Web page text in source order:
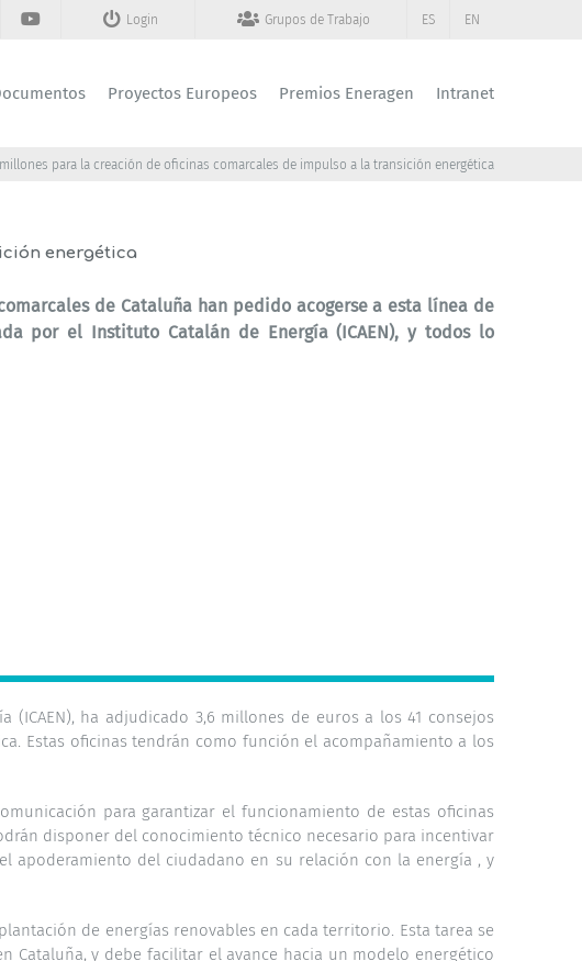
Login Grupos de Trabajo ES EN
Proyectos Europeos Premios Eneragen Intranet
para la creación de oficinas comarcales de impulso a la transición energética
energética
de Cataluña han pedido acogerse a esta línea de
por el Instituto Catalán de Energía (ICAEN), y todos lo
(ICAEN), ha adjudicado 3,6 millones de euros a los 41 consejos
Estas oficinas tendrán como función el acompañamiento a los
para garantizar el funcionamiento de estas oficinas
disponer del conocimiento técnico necesario para incentivar
apoderamiento del ciudadano en su relación con la energía , y
de energías renovables en cada territorio. Esta tarea se
y debe facilitar el avance hacia un modelo energético